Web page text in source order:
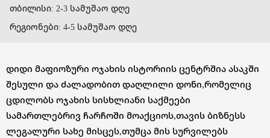
თბილისი: 2-3 სამუშაო დღე
რეგიონები: 4-5 სამუშაო დღე
დიდი მაფიოზური ოჯახის ისტორიის ცენტრშია ასაკში
შესული და ძალადობით დაღლილი დონი,რომელიც
ცდილობს ოჯახის სისხლიანი საქმეები
სამართლებრივ ჩარჩოში მოაქციოს,თავის ბიზნესს
ლეგალური სახე მისცეს,თუმცა მის სურვილებს